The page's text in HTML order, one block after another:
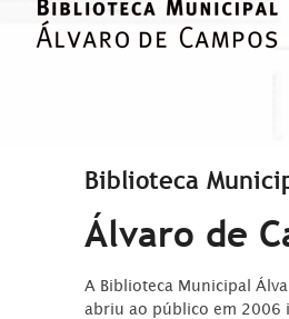
Biblioteca
Álvaro de
A Biblioteca Municipal
abriu ao público em 2006